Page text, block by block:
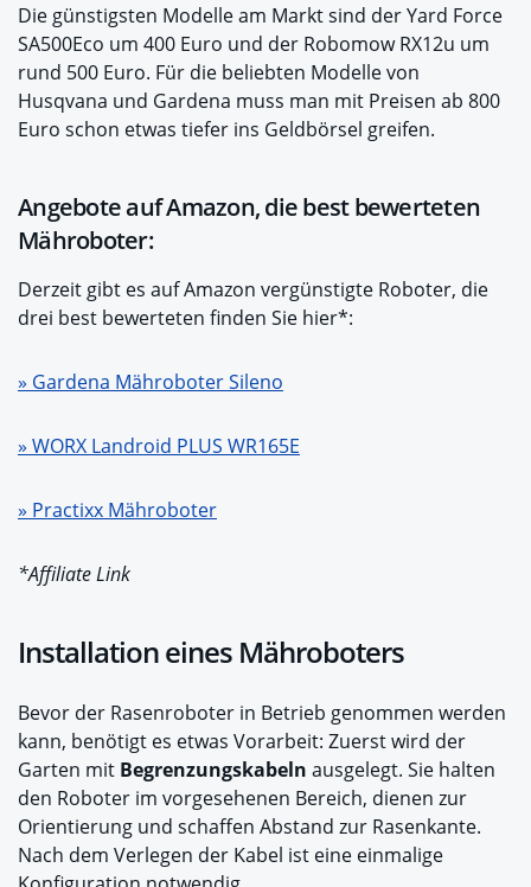
Die günstigsten Modelle am Markt sind der Yard Force
SA500Eco um 400 Euro und der Robomow RX12u um
rund 500 Euro. Für die beliebten Modelle von
Husqvana und Gardena muss man mit Preisen ab 800
Euro schon etwas tiefer ins Geldbörsel greifen.
Angebote auf Amazon, die best bewerteten
Mähroboter:
Derzeit gibt es auf Amazon vergünstigte Roboter, die
drei best bewerteten finden Sie hier*:
» Gardena Mähroboter Sileno
» WORX Landroid PLUS WR165E
» Practixx Mähroboter
*Affiliate Link
Installation eines Mähroboters
Bevor der Rasenroboter in Betrieb genommen werden
kann, benötigt es etwas Vorarbeit: Zuerst wird der
Garten mit Begrenzungskabeln ausgelegt. Sie halten
den Roboter im vorgesehenen Bereich, dienen zur
Orientierung und schaffen Abstand zur Rasenkante.
Nach dem Verlegen der Kabel ist eine einmalige